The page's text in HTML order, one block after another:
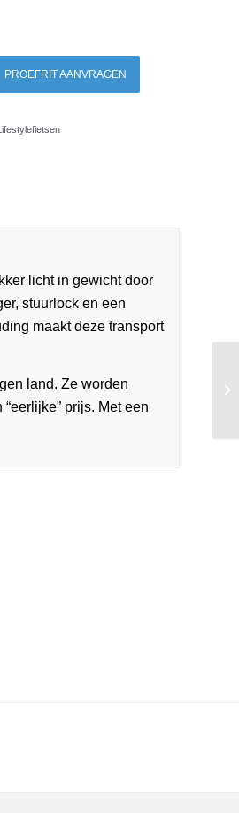
PROEFRIT AANVRAGEN
licht in gewicht door
stuurlock en een
maakt deze transport
land. Ze worden
prijs. Met een